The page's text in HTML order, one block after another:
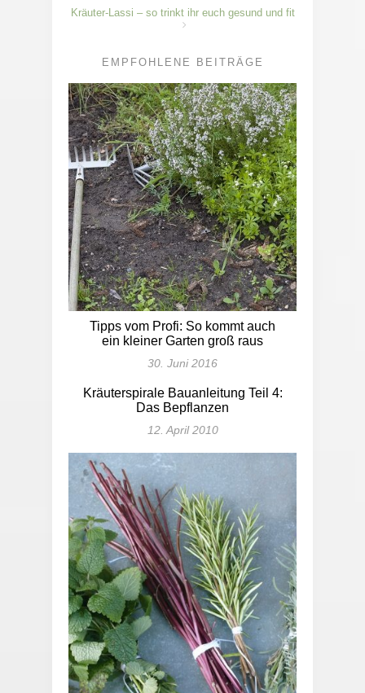
Kräuter-Lassi – so trinkt ihr euch gesund und fit
EMPFOHLENE BEITRÄGE
Tipps vom Profi: So kommt auch
ein kleiner Garten groß raus
30. Juni 2016
Kräuterspirale Bauanleitung Teil 4:
Das Bepflanzen
12. April 2010